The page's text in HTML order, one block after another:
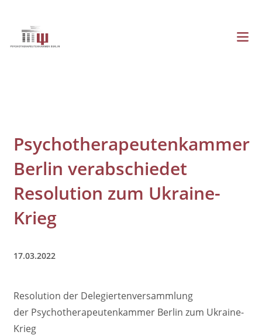
Inhalt
Menü
Psychotherapeutenkammer
Berlin verabschiedet
Resolution zum Ukraine-
Krieg
17.03.2022
Resolution der Delegiertenversammlung
der Psychotherapeutenkammer Berlin zum Ukraine-
Krieg